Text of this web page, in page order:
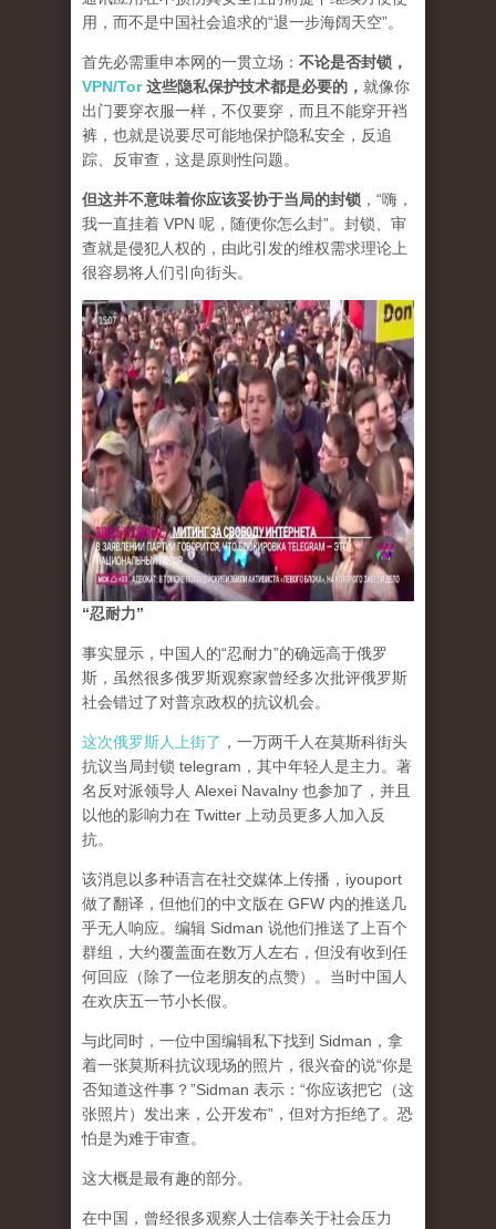
用，而不是中国社会追求的“退一步海阔天空”。
首先必需重申本网的一贯立场： 不论是否封锁，
VPN/Tor这些隐私保护技术都是必要的， 就像你
出门要穿衣服一样，不仅要穿，而且不能穿开裆
裤，也就是说要尽可能地保护隐私安全，反追
踪、反审查，这是原则性问题。
但这并不意味着你应该妥协于当局的封锁 ，“嗨，
我一直挂着 VPN 呢，随便你怎么封”。封锁、审
查就是侵犯人权的，由此引发的维权需求理论上
很容易将人们引向街头。
“忍耐力”
事实显示，中国人的“忍耐力”的确远高于俄罗
斯，虽然很多俄罗斯观察家曾经多次批评俄罗斯
社会错过了对普京政权的抗议机会。
这次俄罗斯人上街了 ，一万两千人在莫斯科街头
抗议当局封锁 telegram，其中年轻人是主力。著
名反对派领导人 Alexei Navalny 也参加了，并且
以他的影响力在 Twitter 上动员更多人加入反
抗。
该消息以多种语言在社交媒体上传播，iyouport
做了翻译，但他们的中文版在 GFW 内的推送几
乎无人响应。编辑 Sidman 说他们推送了上百个
群组，大约覆盖面在数万人左右，但没有收到任
何回应（除了一位老朋友的点赞）。当时中国人
在欢庆五一节小长假。
与此同时，一位中国编辑私下找到 Sidman，拿
着一张莫斯科抗议现场的照片，很兴奋的说“你是
否知道这件事？”Sidman 表示：“你应该把它（这
张照片）发出来，公开发布”，但对方拒绝了。恐
怕是为难于审查。
这大概是最有趣的部分。
在中国，曾经很多观察人士信奉关于社会压力